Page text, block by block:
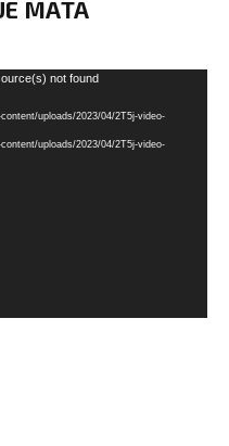
MATA
not found
uploads/2023/04/2T5j-video-
uploads/2023/04/2T5j-video-